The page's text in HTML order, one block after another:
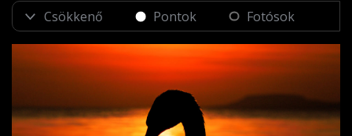
Pontok Fotósok